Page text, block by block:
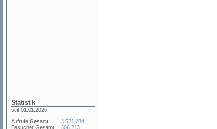
Statistik
seit 01.01.2020
Aufrufe Gesamt:
Besucher Gesamt:
3.521.284
506.213